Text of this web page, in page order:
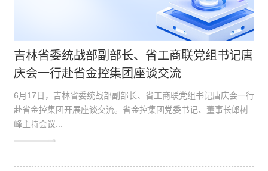
吉林省委统战部副部长、省工商联党组书记唐
庆会一行赴省金控集团座谈交流
6月17日，吉林省委统战部副部长、省工商联党组书记唐庆会一行
赴省金控集团开展座谈交流。省金控集团党委书记、董事长郎树
峰主持会议...